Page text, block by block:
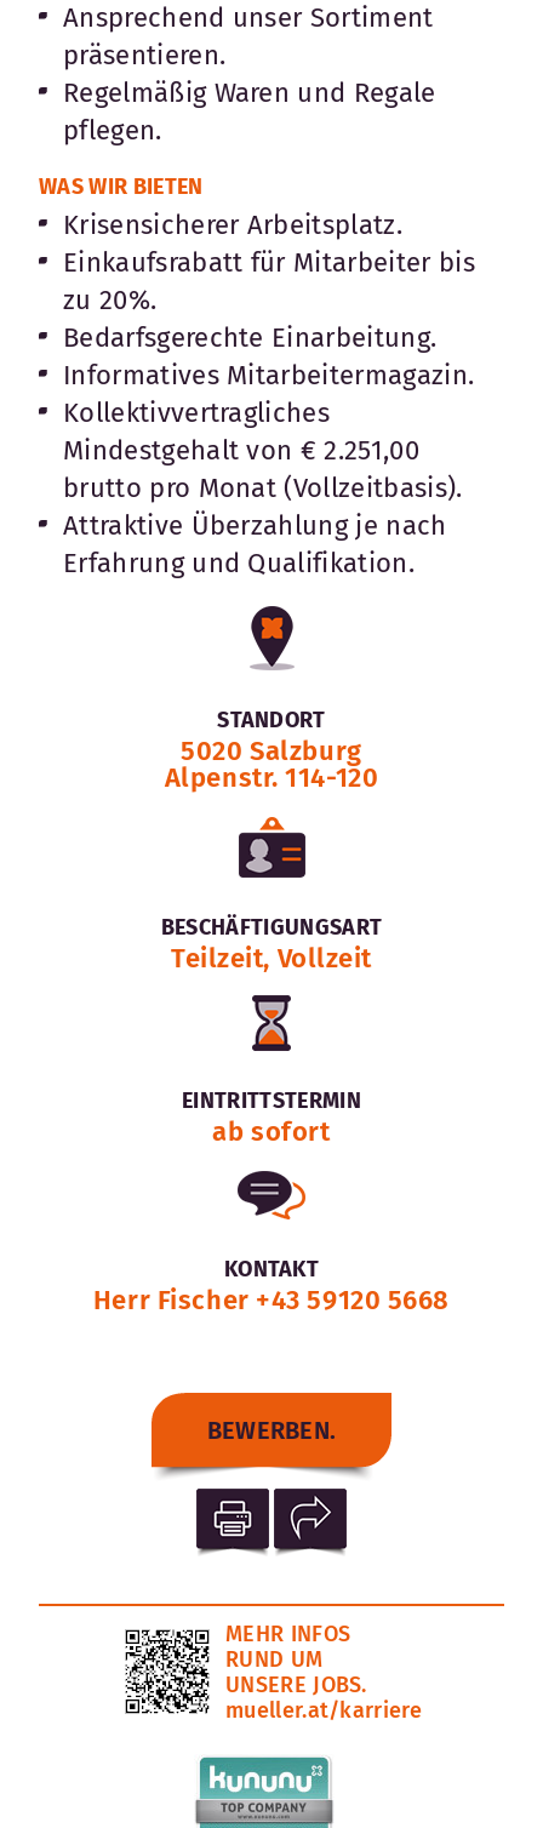
Ansprechend unser Sortiment
präsentieren.
Regelmäßig Waren und Regale
pflegen.
WAS WIR BIETEN
Krisensicherer Arbeitsplatz.
Einkaufsrabatt für Mitarbeiter bis
zu 20%.
Bedarfsgerechte Einarbeitung.
Informatives Mitarbeitermagazin.
Kollektivvertragliches
Mindestgehalt von € 2.251,00
brutto pro Monat (Vollzeitbasis).
Attraktive Überzahlung je nach
Erfahrung und Qualifikation.
STANDORT
5020 Salzburg
Alpenstr. 114-120
BESCHÄFTIGUNGSART
Teilzeit, Vollzeit
EINTRITTSTERMIN
ab sofort
KONTAKT
Herr Fischer +43 59120 5668
BEWERBEN.
MEHR INFOS
RUND UM
UNSERE JOBS.
mueller.at/karriere